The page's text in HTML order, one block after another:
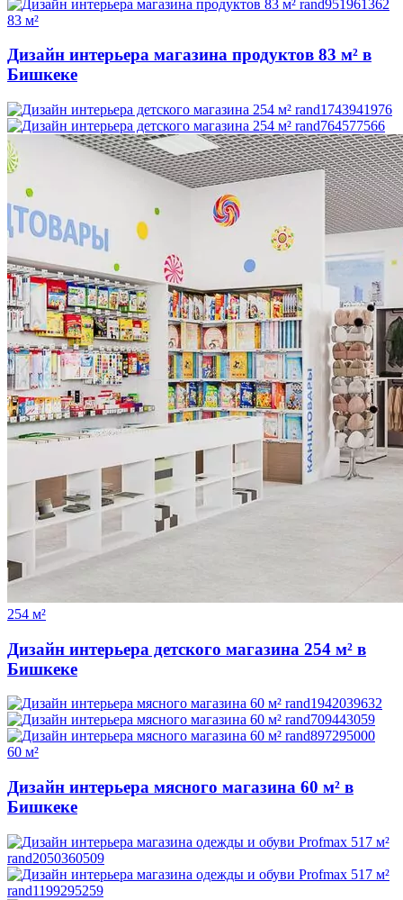
83 м²
Дизайн интерьера магазина продуктов 83 м² в
Бишкеке
254 м²
Дизайн интерьера детского магазина 254 м² в
Бишкеке
60 м²
Дизайн интерьера мясного магазина 60 м² в
Бишкеке